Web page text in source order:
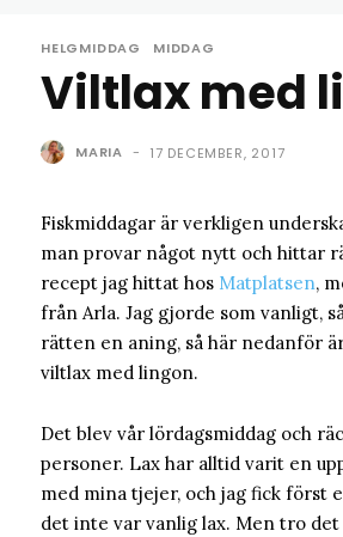
HELGMIDDAG MIDDAG
Viltlax med
MARIA - 17 DECEMBER, 2017
Fiskmiddagar är verkligen
man provar något nytt och hittar
recept jag hittat hos Matplatsen,
från Arla. Jag gjorde som vanligt,
rätten en aning, så här nedanför
viltlax med lingon.
Det blev vår lördagsmiddag och
personer. Lax har alltid varit en
med mina tjejer, och jag fick först
det inte var vanlig lax. Men tro